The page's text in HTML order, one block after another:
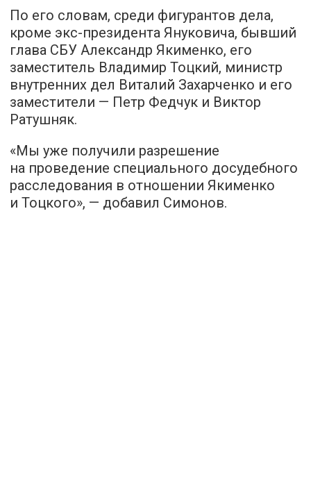
По его словам, среди фигурантов дела,
кроме экс-президента Януковича, бывший
глава СБУ Александр Якименко, его
заместитель Владимир Тоцкий, министр
внутренних дел Виталий Захарченко и его
заместители — Петр Федчук и Виктор
Ратушняк.
«Мы уже получили разрешение
на проведение специального досудебного
расследования в отношении Якименко
и Тоцкого», — добавил Симонов.